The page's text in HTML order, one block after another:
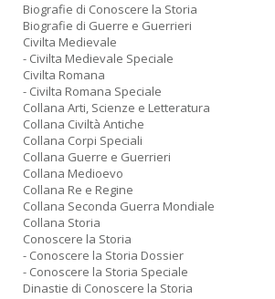
Biografie di Conoscere la Storia
Biografie di Guerre e Guerrieri
Civilta Medievale
- Civilta Medievale Speciale
Civilta Romana
- Civilta Romana Speciale
Collana Arti, Scienze e Letteratura
Collana Civiltà Antiche
Collana Corpi Speciali
Collana Guerre e Guerrieri
Collana Medioevo
Collana Re e Regine
Collana Seconda Guerra Mondiale
Collana Storia
Conoscere la Storia
- Conoscere la Storia Dossier
- Conoscere la Storia Speciale
Dinastie di Conoscere la Storia